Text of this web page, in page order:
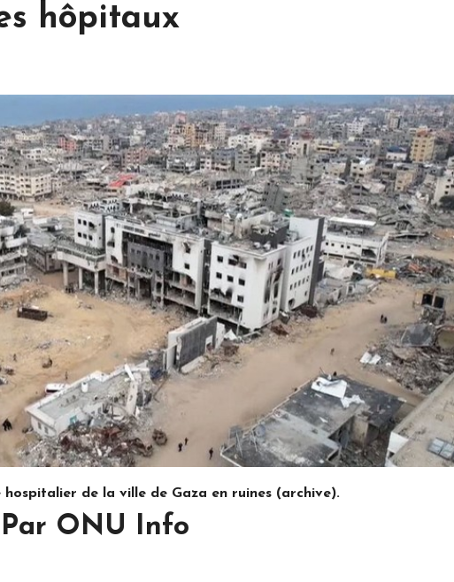
hôpitaux
de la ville de Gaza en ruines (archive).
Par ONU Info